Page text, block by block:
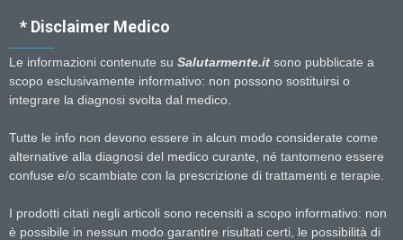
* Disclaimer Medico
Le informazioni contenute su Salutarmente.it sono pubblicate a
scopo esclusivamente informativo: non possono sostituirsi o
integrare la diagnosi svolta dal medico.
Tutte le info non devono essere in alcun modo considerate come
alternative alla diagnosi del medico curante, né tantomeno essere
confuse e/o scambiate con la prescrizione di trattamenti e terapie.
I prodotti citati negli articoli sono recensiti a scopo informativo: non
è possibile in nessun modo garantire risultati certi, le possibilità di